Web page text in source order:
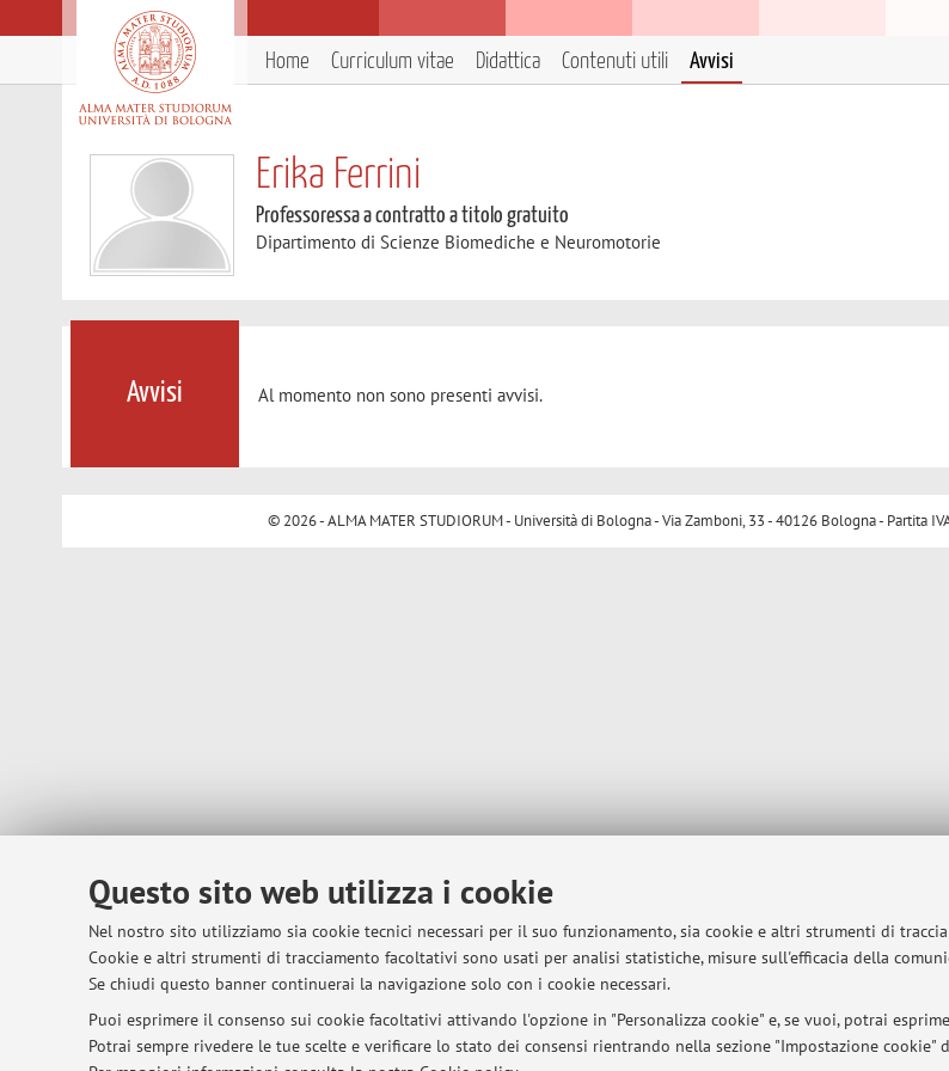
Questo sito web utilizza i cookie
Nel nostro sito utilizziamo sia cookie tecnici necessari per il suo funzionamento, sia cookie e altri strumenti di
Cookie e altri strumenti di tracciamento facoltativi sono usati per analisi statistiche, misure sull'efficacia della
Se chiudi questo banner continuerai la navigazione solo con i cookie necessari.
Puoi esprimere il consenso sui cookie facoltativi attivando l'opzione in "Personalizza cookie" e, se vuoi, potrai
Potrai sempre rivedere le tue scelte e verificare lo stato dei consensi rientrando nella sezione "Impostazione cookie"
Home Curriculum vitae Didattica Contenuti utili Avvisi
Erika Ferrini
Professoressa a contratto a titolo gratuito
Dipartimento di Scienze Biomediche e Neuromotorie
Avvisi Al momento non sono presenti avvisi.
© 2026 - ALMA MATER STUDIORUM - Università di Bologna - Via Zamboni, 33 - 40126 Bologna - Partita